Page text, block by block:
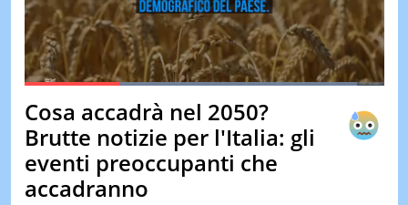
& TV
QUIZ
&
TEST
&
Pause Unmute
Loaded:100.00%
Cosa accadrà nel 2050?
Brutte notizie per l'Italia: gli
eventi preoccupanti che
accadranno